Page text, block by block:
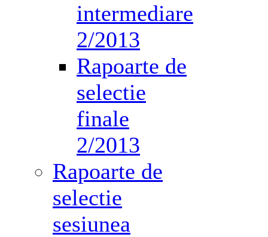
intermediare
2/2013
Rapoarte de
selectie
finale
2/2013
Rapoarte de
selectie
sesiunea